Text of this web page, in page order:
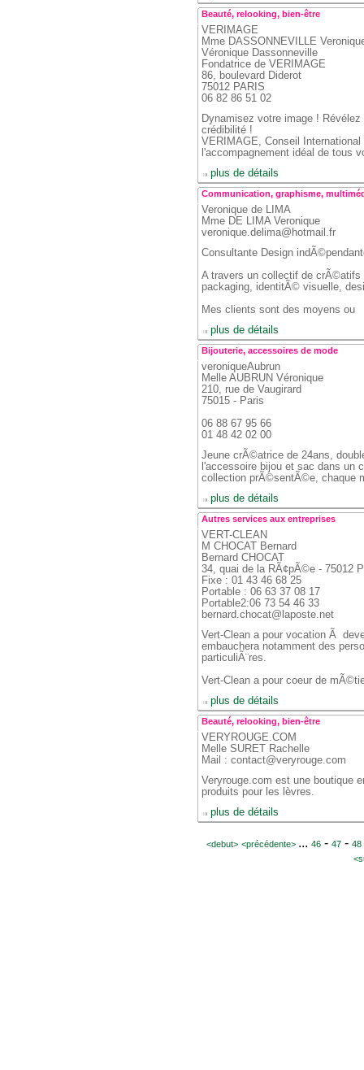
Beauté, relooking, bien-être
VERIMAGE
Mme DASSONNEVILLE
Véronique Dassonneville
Fondatrice de VERIMAGE
86, boulevard Diderot
75012 PARIS
06 82 86 51 02
Dynamisez votre image !
crédibilité !
VERIMAGE, Conseil
l'accompagnement idéal de tous
plus de détails
Communication, graphisme,
Veronique de LIMA
Mme DE LIMA Veronique
veronique.delima@hotmail.fr
Consultante Design
A travers un collectif de
packaging, identitÃ© visuelle,
Mes clients sont des moyens ou
plus de détails
Bijouterie, accessoires de mode
veroniqueAubrun
Melle AUBRUN Véronique
210, rue de Vaugirard
75015 - Paris
06 88 67 95 66
01 48 42 02 00
Jeune crÃ©atrice de 24ans,
l'accessoire bijou et sac dans un
collection prÃ©sentÃ©e, chaque
plus de détails
Autres services aux entreprises
VERT-CLEAN
M CHOCAT Bernard
Bernard CHOCAT
34, quai de la RÃ¢pÃ©e - 75012
Fixe : 01 43 46 68 25
Portable : 06 63 37 08 17
Portable2:06 73 54 46 33
bernard.chocat@laposte.net
Vert-Clean a pour vocation Ã
embauchera notamment des
particuliÃ¨res.
Vert-Clean a pour coeur de
plus de détails
Beauté, relooking, bien-être
VERYROUGE.COM
Melle SURET Rachelle
Mail : contact@veryrouge.com
Veryrouge.com est une boutique
produits pour les lèvres.
plus de détails
<debut> <précédente> ... 46 - 47 - 48